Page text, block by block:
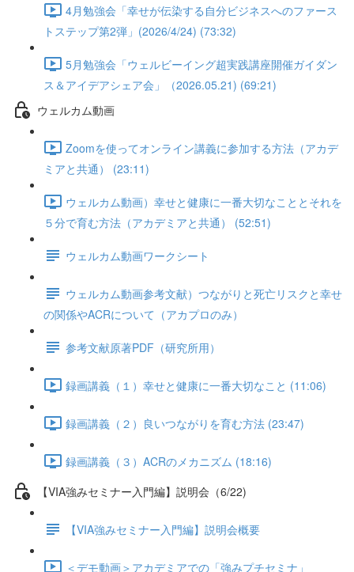
4月勉強会「幸せが伝染する自分ビジネスへのファース
トステップ第2弾」(2026/4/24) (73:32)
5月勉強会「ウェルビーイング超実践講座開催ガイダン
ス＆アイデアシェア会」（2026.05.21) (69:21)
ウェルカム動画
Zoomを使ってオンライン講義に参加する方法（アカデ
ミアと共通） (23:11)
ウェルカム動画）幸せと健康に一番大切なこととそれを
５分で育む方法（アカデミアと共通） (52:51)
ウェルカム動画ワークシート
ウェルカム動画参考文献）つながりと死亡リスクと幸せ
の関係やACRについて（アカプロのみ）
参考文献原著PDF（研究所用）
録画講義（１）幸せと健康に一番大切なこと (11:06)
録画講義（２）良いつながりを育む方法 (23:47)
録画講義（３）ACRのメカニズム (18:16)
【VIA強みセミナー入門編】説明会（6/22)
【VIA強みセミナー入門編】説明会概要
＜デモ動画＞アカデミアでの「強みプチセミナ」